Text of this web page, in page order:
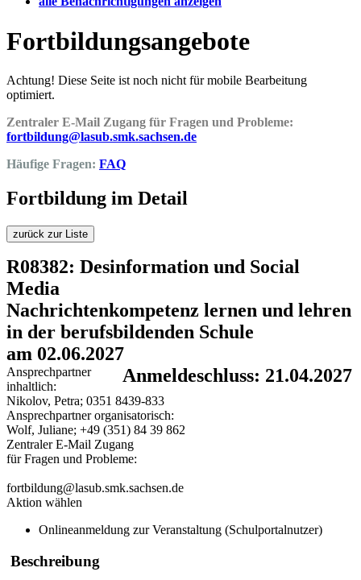
Fortbildungsangebote
Achtung! Diese Seite ist noch nicht für mobile Bearbeitung
optimiert.
Zentraler E-Mail Zugang für Fragen und Probleme:
fortbildung@lasub.smk.sachsen.de
Häufige Fragen: FAQ
Fortbildung im Detail
zurück zur Liste
R08382: Desinformation und Social
Media
Nachrichtenkompetenz lernen und lehren
in der berufsbildenden Schule
am 02.06.2027
Anmeldeschluss: 21.04.2027
Ansprechpartner
inhaltlich:
Nikolov, Petra; 0351 8439-833
Ansprechpartner organisatorisch:
Wolf, Juliane; +49 (351) 84 39 862
Zentraler E-Mail Zugang
für Fragen und Probleme:
fortbildung@lasub.smk.sachsen.de
Aktion wählen
Onlineanmeldung zur Veranstaltung (Schulportalnutzer)
Beschreibung